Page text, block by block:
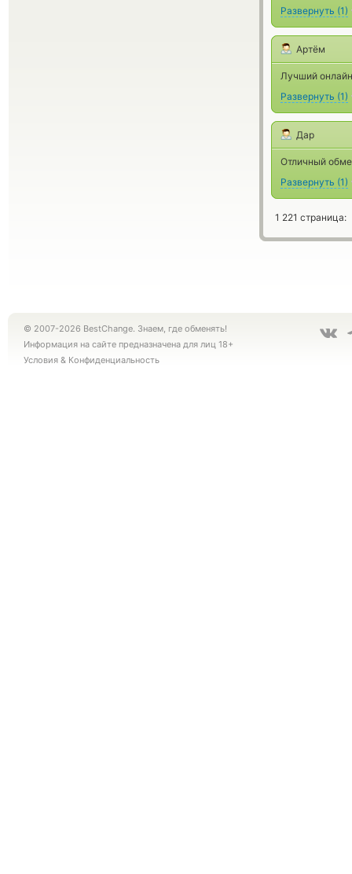
Развернуть (1)
Артём
Лучший
Развернуть (1)
Дар
Отличный
Развернуть (1)
1 221 страница:
© 2007-2026 BestChange. Знаем, где обменять!
Информация на сайте предназначена для лиц 18+
Условия & Конфиденциальность